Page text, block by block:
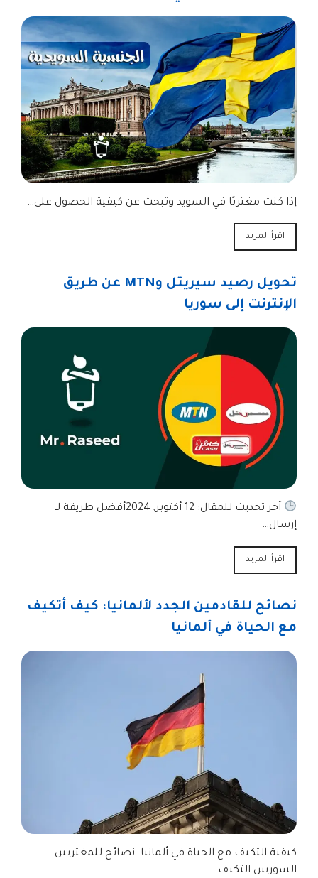
إذا كنت مغتربًا في السويد وتبحث عن كيفية الحصول على…
اقرأ المزيد
تحويل رصيد سيريتل وMTN عن طريق
الإنترنت إلى سوريا
آخر تحديث للمقال: 12 أكتوبر, 2024أفضل طريقة لـ
إرسال…
اقرأ المزيد
نصائح للقادمين الجدد لألمانيا: كيف أتكيف
مع الحياة في ألمانيا
كيفية التكيف مع الحياة في ألمانيا: نصائح للمغتربين
السوريين التكيف…